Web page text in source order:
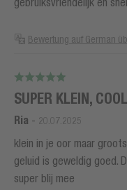
Bewertung auf German
SUPER KLEIN,
Ria - 20.07.2025
klein in je oor maar
geluid is geweldig goed.
super blij mee